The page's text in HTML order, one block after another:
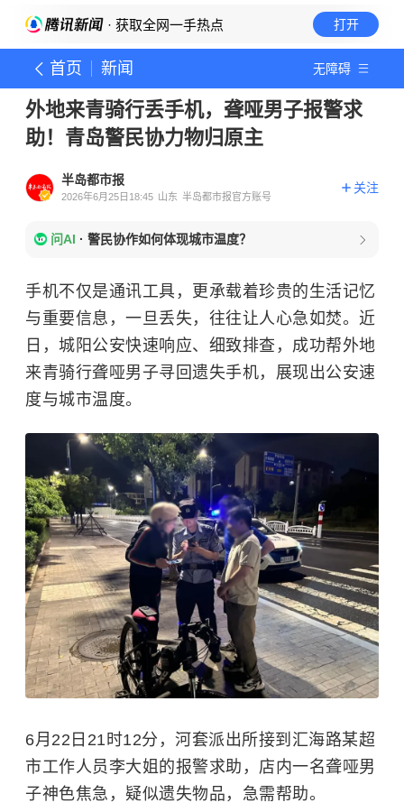
· 获取全网一手热点 打开
首页 新闻 无障碍
外地来青骑行丢手机，聋哑男子报警求
助！青岛警民协力物归原主
半岛都市报
2026年6月25日18:45 山东 半岛都市报官方账号
关注
问AI · 警民协作如何体现城市温度？
手机不仅是通讯工具，更承载着珍贵的生活记忆
与重要信息，一旦丢失，往往让人心急如焚。近
日，城阳公安快速响应、细致排查，成功帮外地
来青骑行聋哑男子寻回遗失手机，展现出公安速
度与城市温度。
6月22日21时12分，河套派出所接到汇海路某超
市工作人员李大姐的报警求助，店内一名聋哑男
子神色焦急，疑似遗失物品，急需帮助。